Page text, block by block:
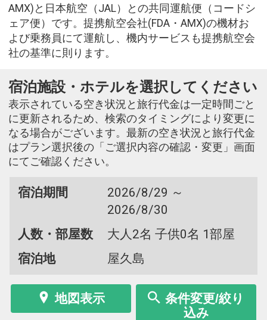
AMX)と日本航空（JAL）との共同運航便（コードシ
ェア便）です。提携航空会社(FDA・AMX)の機材お
よび乗務員にて運航し、機内サービスも提携航空会
社の基準に則ります。
宿泊施設・ホテルを選択してください
表示されている空き状況と旅行代金は一定時間ごと
に更新されるため、検索のタイミングにより変更に
なる場合がございます。最新の空き状況と旅行代金
はプラン選択後の「ご選択内容の確認・変更」画面
にてご確認ください。
宿泊期間
2026/8/29 ～
2026/8/30
人数・部屋数
大人2名 子供0名 1部屋
宿泊地
屋久島
地図表示
条件変更/絞り
込み